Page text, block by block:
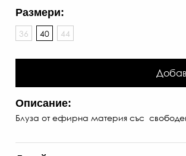
Размери:
36 40 44
Описание:
Блуза от ефирна материя със